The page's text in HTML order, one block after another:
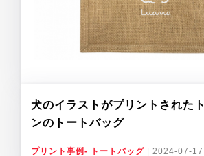
犬のイラストがプリントされた
ンのトートバッグ
プリント事例- トートバッグ 2024-07-17